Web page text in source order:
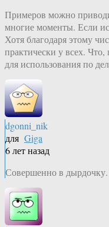
Примеров можно
многие моменты. Если
Хотя благодаря этому
практически у всех.
для использования по
dgonni_nik
для Giga
6 лет назад
Совершенно в